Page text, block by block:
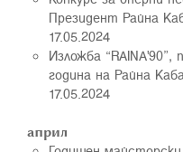
Президент Райна
17.05.2024
Изложба
година на Райна
17.05.2024
април